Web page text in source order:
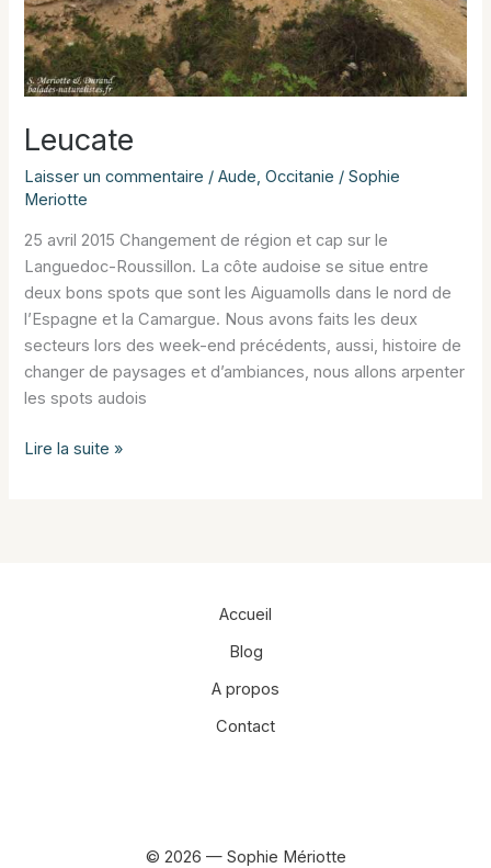
Leucate
Laisser un commentaire /Aude,Occitanie /Sophie
Meriotte
25 avril 2015 Changement de région et cap sur le
Languedoc-Roussillon. La côte audoise se situe entre
deux bons spots que sont les Aiguamolls dans le nord de
l’Espagne et la Camargue. Nous avons faits les deux
secteurs lors des week-end précédents, aussi, histoire de
changer de paysages et d’ambiances, nous allons arpenter
les spots audois
Leucate
Lire la suite »
Accueil
Blog
A propos
Contact
© 2026 — Sophie Mériotte